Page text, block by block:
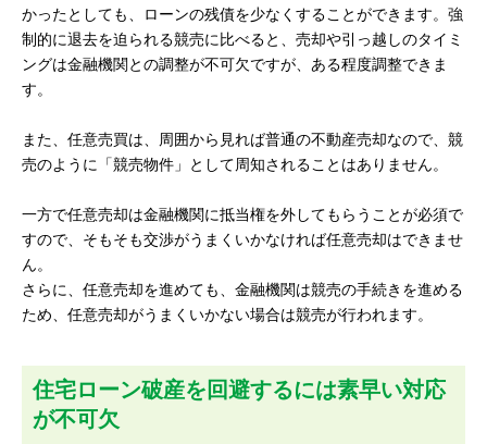
かったとしても、ローンの残債を少なくすることができます。強
制的に退去を迫られる競売に比べると、売却や引っ越しのタイミ
ングは金融機関との調整が不可欠ですが、ある程度調整できま
す。
また、任意売買は、周囲から見れば普通の不動産売却なので、競
売のように「競売物件」として周知されることはありません。
一方で任意売却は金融機関に抵当権を外してもらうことが必須で
すので、そもそも交渉がうまくいかなければ任意売却はできませ
ん。
さらに、任意売却を進めても、金融機関は競売の手続きを進める
ため、任意売却がうまくいかない場合は競売が行われます。
住宅ローン破産を回避するには素早い対応
が不可欠